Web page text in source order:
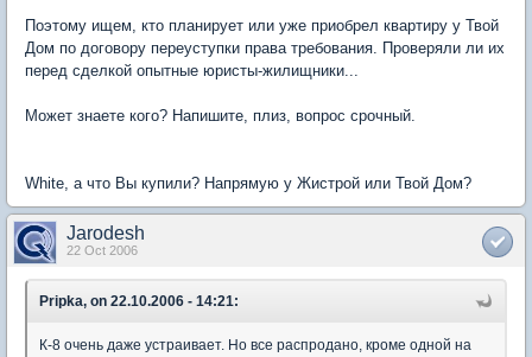
Поэтому ищем, кто планирует или уже приобрел квартиру у Твой
Дом по договору переуступки права требования. Проверяли ли их
перед сделкой опытные юристы-жилищники...
Может знаете кого? Напишите, плиз, вопрос срочный.
White, а что Вы купили? Напрямую у Жистрой или Твой Дом?
Jarodesh
22 Oct 2006
Pripka, on 22.10.2006 - 14:21:
К-8 очень даже устраивает. Но все распродано, кроме одной на